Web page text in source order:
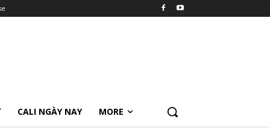
CALI NGÀY NAY MORE